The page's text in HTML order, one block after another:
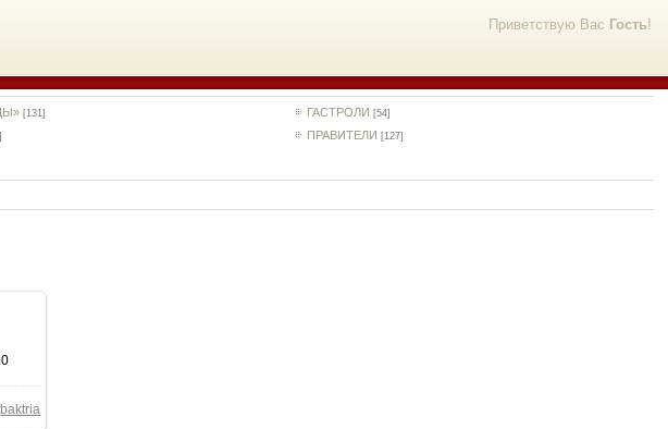
Приветствую Вас Гость!
[131] ГАСТРОЛИ [54]
ПРАВИТЕЛИ [127]
baktria